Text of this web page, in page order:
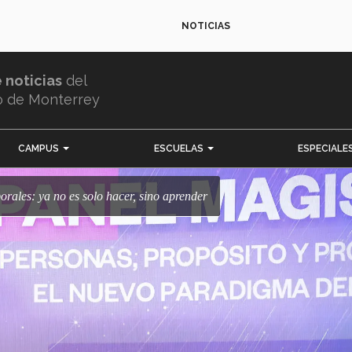
NOTICIAS
noticias del
de Monterrey
CAMPUS ESCUELAS
ya no es solo hacer, sino aprender